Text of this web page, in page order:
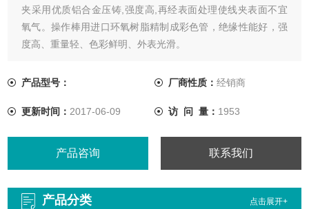
夹采用优质铝合金压铸,强度高,再经表面处理使线夹表面不宜
氧气。操作棒用进口环氧树脂精制成彩色管，绝缘性能好，强
度高、重量轻、色彩鲜明、外表光滑。
产品型号： 厂商性质： 经销商
更新时间： 2017-06-09 访 问 量： 1953
产品咨询 联系我们
产品分类 点击展开+